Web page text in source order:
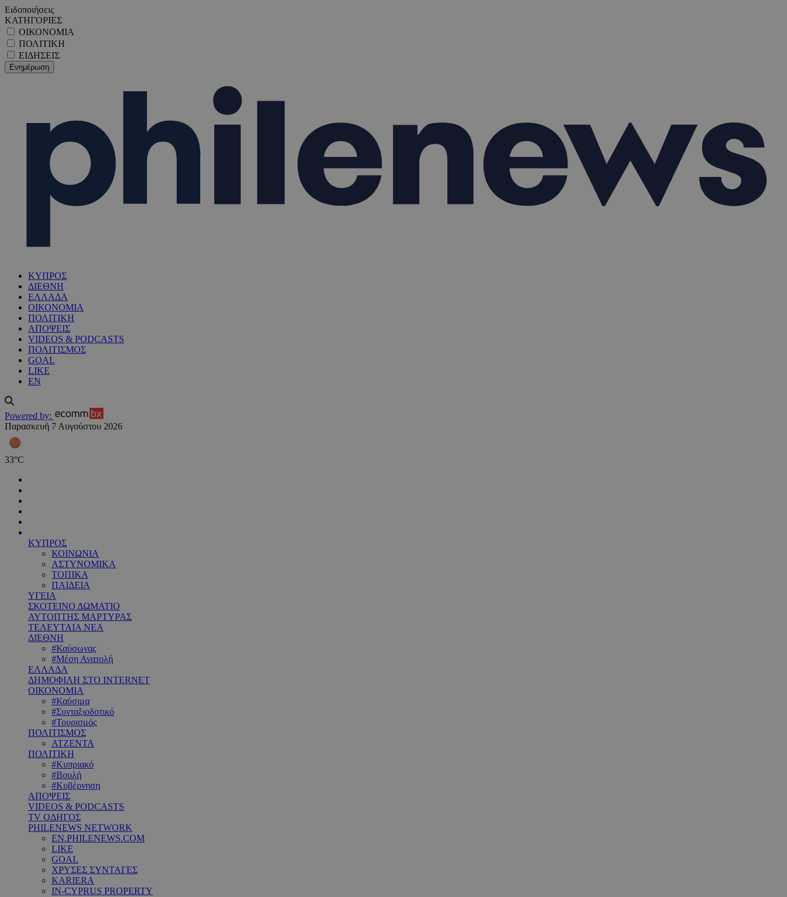
Ειδοποιήσεις
ΚΑΤΗΓΟΡΙΕΣ
ΟΙΚΟΝΟΜΙΑ
ΠΟΛΙΤΙΚΗ
ΕΙΔΗΣΕΙΣ
ΚΥΠΡΟΣ
ΔΙΕΘΝΗ
ΕΛΛΑΔΑ
ΟΙΚΟΝΟΜΙΑ
ΠΟΛΙΤΙΚΗ
ΑΠΟΨΕΙΣ
VIDEOS & PODCASTS
ΠΟΛΙΤΙΣΜΟΣ
GOAL
LIKE
EN
Powered by:
Παρασκευή 7 Αυγούστου 2026
33°C
ΚΥΠΡΟΣ
ΚΟΙΝΩΝΙΑ
ΑΣΤΥΝΟΜΙΚΑ
ΤΟΠΙΚΑ
ΠΑΙΔΕΙΑ
ΥΓΕΙΑ
ΣΚΟΤΕΙΝΟ ΔΩΜΑΤΙΟ
ΑΥΤΟΠΤΗΣ ΜΑΡΤΥΡΑΣ
ΤΕΛΕΥΤΑΙΑ ΝΕΑ
ΔΙΕΘΝΗ
#Καύσωνας
#Μέση Ανατολή
ΕΛΛΑΔΑ
ΔΗΜΟΦΙΛΗ ΣΤΟ INTERNET
ΟΙΚΟΝΟΜΙΑ
#Καύσιμα
#Συνταξιοδοτικό
#Τουρισμός
ΠΟΛΙΤΙΣΜΟΣ
ΑΤΖΕΝΤΑ
ΠΟΛΙΤΙΚΗ
#Κυπριακό
#Βουλή
#Κυβέρνηση
ΑΠΟΨΕΙΣ
VIDEOS & PODCASTS
TV ΟΔΗΓΟΣ
PHILENEWS NETWORK
EN.PHILENEWS.COM
LIKE
GOAL
ΧΡΥΣΕΣ ΣΥΝΤΑΓΕΣ
KARIERA
IN-CYPRUS PROPERTY